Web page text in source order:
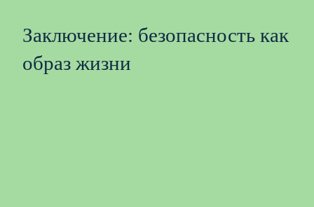
Заключение: безопасность как
образ жизни